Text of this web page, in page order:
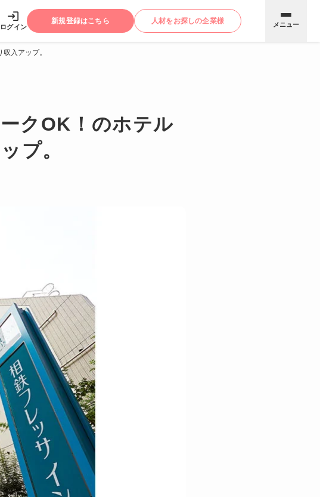
ログイン
新規登録はこちら 人材をお探しの企業様 メニュー
入アップ。
クOK！のホテル
プ。